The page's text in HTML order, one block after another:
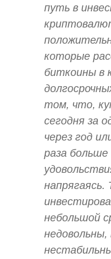
путь в
которые
биткоины в
том, что,
сегодня за
через год
раза больше
небольшой
недовольны,